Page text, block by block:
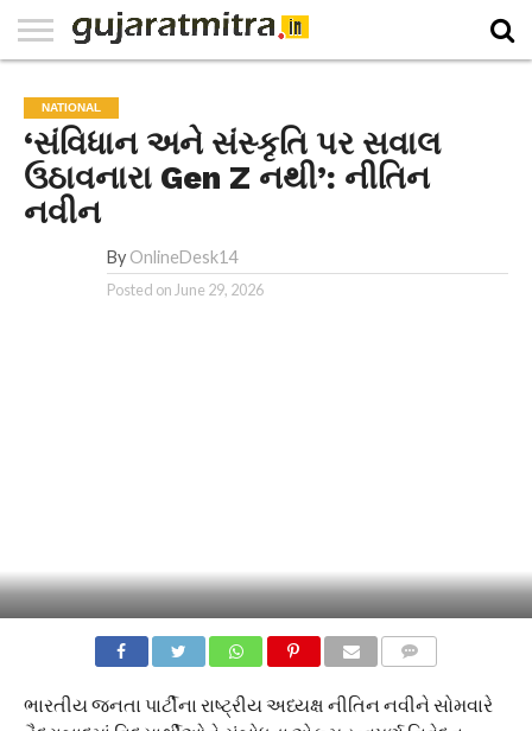
PAPER
NATIONAL
WORLD
BUSINESS
SPORTS
GUJARAT
OPINION
MORE
NATIONAL
‘સંવિધાન અને સંસ્કૃતિ પર સવાલ
ઉઠાવનારા Gen Z નથી’: નીતિન
નવીન
By OnlineDesk14
Posted on June 29, 2026
ભારતીય જનતા પાર્ટીના રાષ્ટ્રીય અધ્યક્ષ નીતિન નવીને સોમવારે